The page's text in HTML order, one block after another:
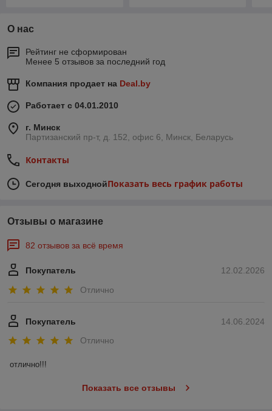
О нас
Рейтинг не сформирован
Менее 5 отзывов за последний год
Компания продает на Deal.by
Работает с 04.01.2010
г. Минск
Партизанский пр-т, д. 152, офис 6, Минск, Беларусь
Контакты
Сегодня выходнойПоказать весь график работы
Отзывы о магазине
82 отзывов за всё время
12.02.2026
Покупатель
Отлично
14.06.2024
Покупатель
Отлично
отлично!!!
Показать все отзывы